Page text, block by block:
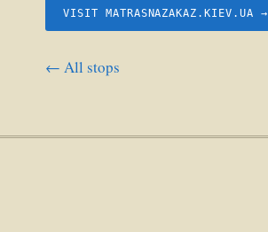
VISIT MATRASNAZAKAZ.KIEV.UA →
← All stops